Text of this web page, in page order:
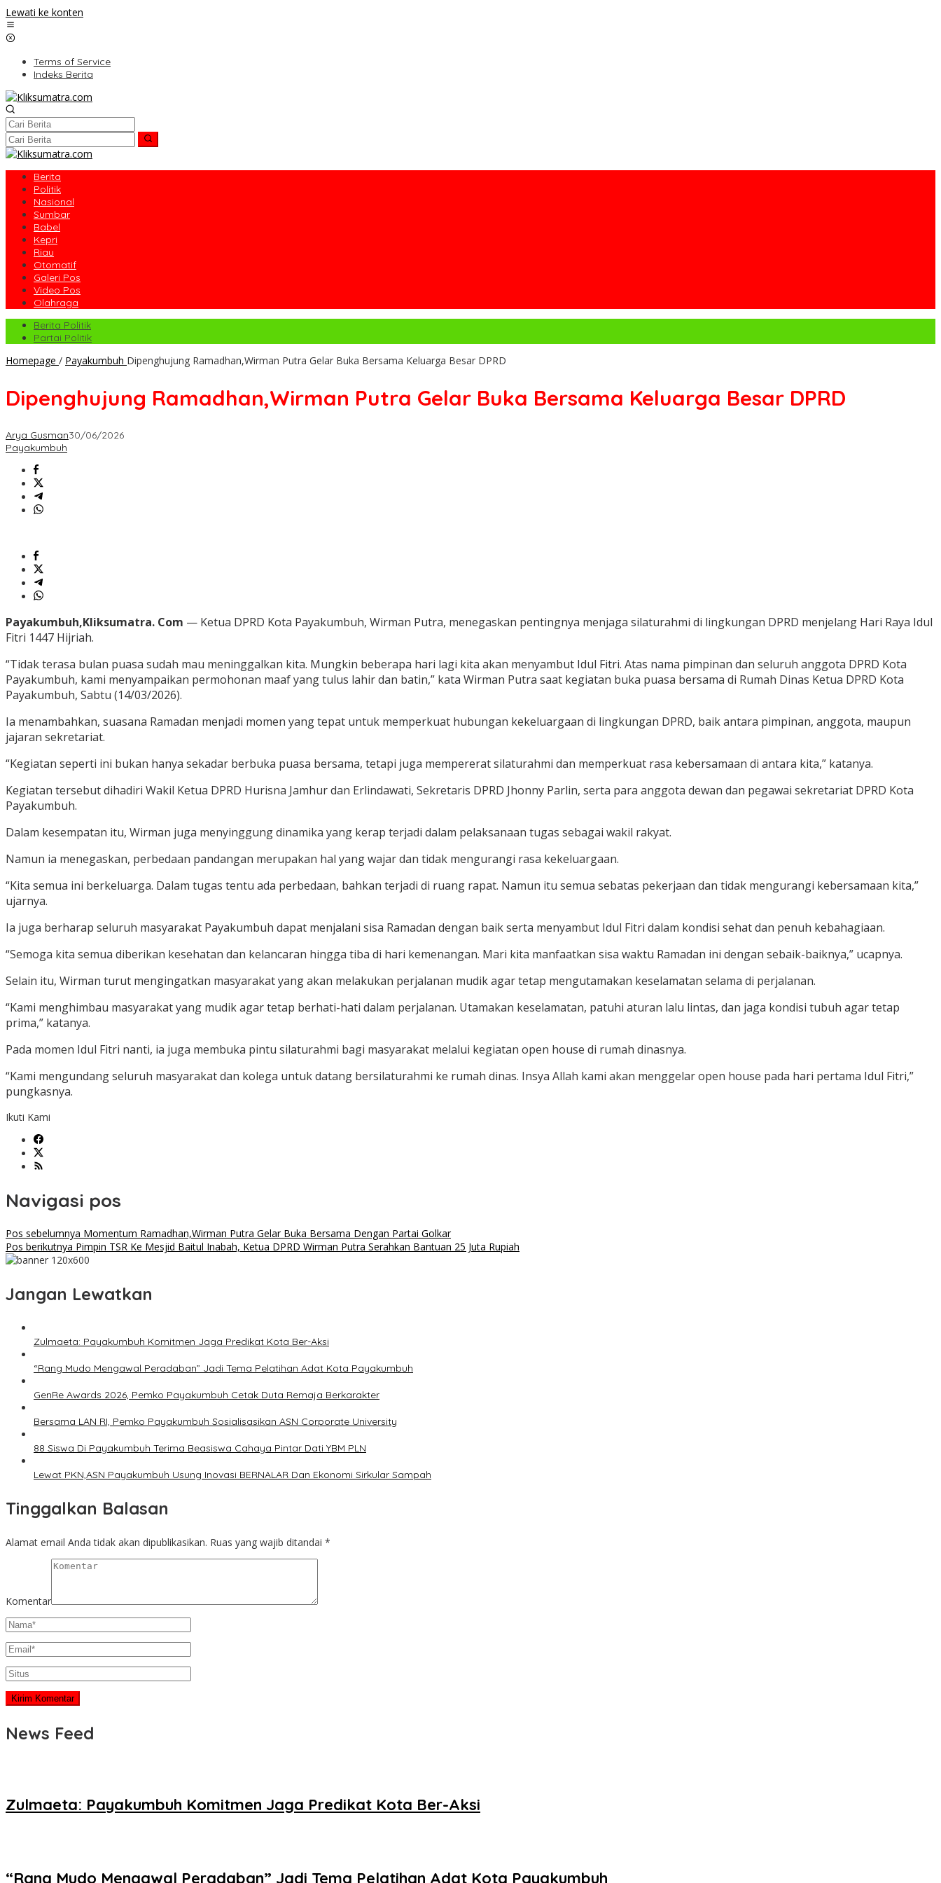
Lewati ke konten
Terms of Service
Indeks Berita
Berita
Politik
Nasional
Sumbar
Babel
Kepri
Riau
Otomatif
Galeri Pos
Video Pos
Olahraga
Berita Politik
Partai Politik
Homepage / Payakumbuh Dipenghujung Ramadhan,Wirman Putra Gelar Buka Bersama Keluarga Besar DPRD
Dipenghujung Ramadhan,Wirman Putra Gelar Buka Bersama Keluarga Besar DPRD
Arya Gusman30/06/2026
Payakumbuh
Payakumbuh,Kliksumatra. Com — Ketua DPRD Kota Payakumbuh, Wirman Putra, menegaskan pentingnya menjaga silaturahmi di lingkungan DPRD menjelang Hari Raya Idul
Fitri 1447 Hijriah.
“Tidak terasa bulan puasa sudah mau meninggalkan kita. Mungkin beberapa hari lagi kita akan menyambut Idul Fitri. Atas nama pimpinan dan seluruh anggota DPRD Kota
Payakumbuh, kami menyampaikan permohonan maaf yang tulus lahir dan batin,” kata Wirman Putra saat kegiatan buka puasa bersama di Rumah Dinas Ketua DPRD Kota
Payakumbuh, Sabtu (14/03/2026).
Ia menambahkan, suasana Ramadan menjadi momen yang tepat untuk memperkuat hubungan kekeluargaan di lingkungan DPRD, baik antara pimpinan, anggota, maupun
jajaran sekretariat.
“Kegiatan seperti ini bukan hanya sekadar berbuka puasa bersama, tetapi juga mempererat silaturahmi dan memperkuat rasa kebersamaan di antara kita,” katanya.
Kegiatan tersebut dihadiri Wakil Ketua DPRD Hurisna Jamhur dan Erlindawati, Sekretaris DPRD Jhonny Parlin, serta para anggota dewan dan pegawai sekretariat DPRD Kota
Payakumbuh.
Dalam kesempatan itu, Wirman juga menyinggung dinamika yang kerap terjadi dalam pelaksanaan tugas sebagai wakil rakyat.
Namun ia menegaskan, perbedaan pandangan merupakan hal yang wajar dan tidak mengurangi rasa kekeluargaan.
“Kita semua ini berkeluarga. Dalam tugas tentu ada perbedaan, bahkan terjadi di ruang rapat. Namun itu semua sebatas pekerjaan dan tidak mengurangi kebersamaan kita,”
ujarnya.
Ia juga berharap seluruh masyarakat Payakumbuh dapat menjalani sisa Ramadan dengan baik serta menyambut Idul Fitri dalam kondisi sehat dan penuh kebahagiaan.
“Semoga kita semua diberikan kesehatan dan kelancaran hingga tiba di hari kemenangan. Mari kita manfaatkan sisa waktu Ramadan ini dengan sebaik-baiknya,” ucapnya.
Selain itu, Wirman turut mengingatkan masyarakat yang akan melakukan perjalanan mudik agar tetap mengutamakan keselamatan selama di perjalanan.
“Kami menghimbau masyarakat yang mudik agar tetap berhati-hati dalam perjalanan. Utamakan keselamatan, patuhi aturan lalu lintas, dan jaga kondisi tubuh agar tetap
prima,” katanya.
Pada momen Idul Fitri nanti, ia juga membuka pintu silaturahmi bagi masyarakat melalui kegiatan open house di rumah dinasnya.
“Kami mengundang seluruh masyarakat dan kolega untuk datang bersilaturahmi ke rumah dinas. Insya Allah kami akan menggelar open house pada hari pertama Idul Fitri,”
pungkasnya.
Ikuti Kami
Navigasi pos
Pos sebelumnya Momentum Ramadhan,Wirman Putra Gelar Buka Bersama Dengan Partai Golkar
Pos berikutnya Pimpin TSR Ke Mesjid Baitul Inabah, Ketua DPRD Wirman Putra Serahkan Bantuan 25 Juta Rupiah
Jangan Lewatkan
Zulmaeta: Payakumbuh Komitmen Jaga Predikat Kota Ber-Aksi
“Rang Mudo Mengawal Peradaban” Jadi Tema Pelatihan Adat Kota Payakumbuh
GenRe Awards 2026, Pemko Payakumbuh Cetak Duta Remaja Berkarakter
Bersama LAN RI, Pemko Payakumbuh Sosialisasikan ASN Corporate University
88 Siswa Di Payakumbuh Terima Beasiswa Cahaya Pintar Dati YBM PLN
Lewat PKN,ASN Payakumbuh Usung Inovasi BERNALAR Dan Ekonomi Sirkular Sampah
Tinggalkan Balasan
Alamat email Anda tidak akan dipublikasikan. Ruas yang wajib ditandai *
Komentar
News Feed
Zulmaeta: Payakumbuh Komitmen Jaga Predikat Kota Ber-Aksi
“Rang Mudo Mengawal Peradaban” Jadi Tema Pelatihan Adat Kota Payakumbuh